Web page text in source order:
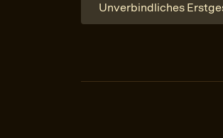
Unverbindliches